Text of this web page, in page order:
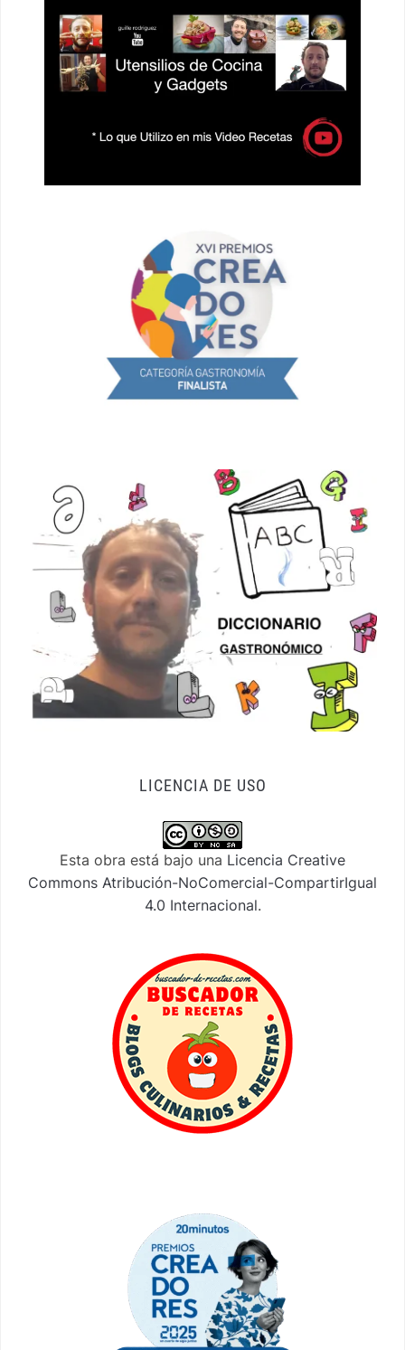
LICENCIA DE USO
Esta obra está bajo una Licencia Creative
Commons Atribución-NoComercial-CompartirIgual
4.0 Internacional.